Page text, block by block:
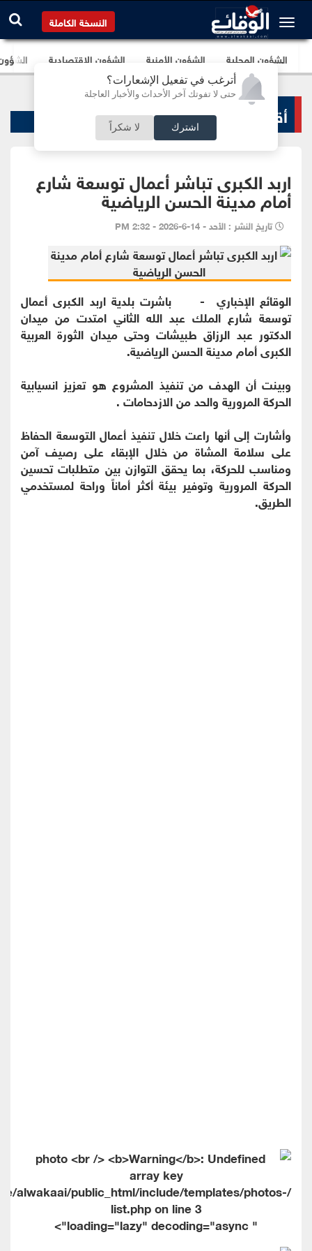
أترغب في تفعيل الإشعارات؟
حتى لا تفوتك آخر الأحداث والأخبار العاجلة
اشترك لا شكراً
النسخة الكاملة
الشؤون المحلية الشؤون الأمنية الشؤون الإقتصادية
أقاليم و محافظات
اربد الكبرى تباشر أعمال توسعة شارع
أمام مدينة الحسن الرياضية
تاريخ النشر : الأحد - 14-6-2026 - 2:32 PM
الوقائع الإخباري - باشرت بلدية اربد الكبرى أعمال
توسعة شارع الملك عبد الله الثاني امتدت من ميدان
الدكتور عبد الرزاق طبيشات وحتى ميدان الثورة العربية
الكبرى أمام مدينة الحسن الرياضية.
وبينت أن الهدف من تنفيذ المشروع هو تعزيز انسيابية
الحركة المرورية والحد من الازدحامات .
وأشارت إلى أنها راعت خلال تنفيذ أعمال التوسعة الحفاظ
على سلامة المشاة من خلال الإبقاء على رصيف آمن
ومناسب للحركة، بما يحقق التوازن بين متطلبات تحسين
الحركة المرورية وتوفير بيئة أكثر أماناً وراحة لمستخدمي
الطريق.
alwakaai/public_html/include/templates/photos-
list.php on line3
" loading="lazy" decoding="async">